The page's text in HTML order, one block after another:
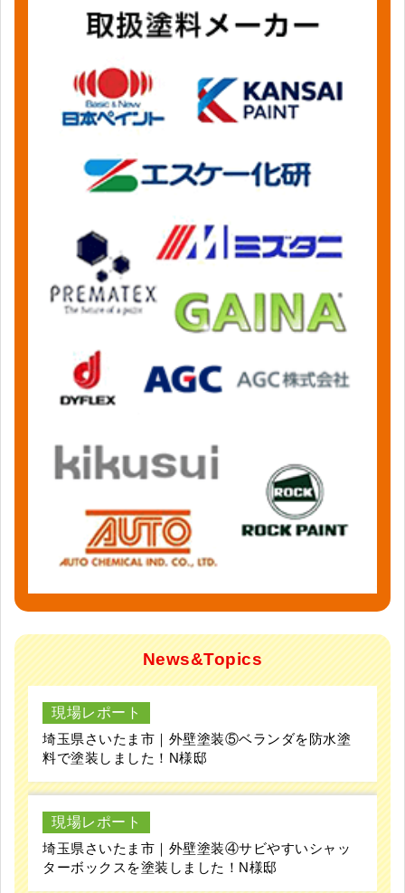
News&Topics
現場レポート
埼玉県さいたま市｜外壁塗装⑤ベランダを防水塗
料で塗装しました！N様邸
現場レポート
埼玉県さいたま市｜外壁塗装④サビやすいシャッ
ターボックスを塗装しました！N様邸